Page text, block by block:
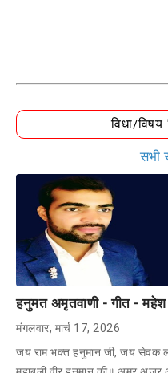
विधा/विषय
सभी
हनुमत अमृतवाणी - गीत - महेश
मंगलवार, मार्च 17, 2026
जय राम भक्त हनुमान जी, जय सेवक